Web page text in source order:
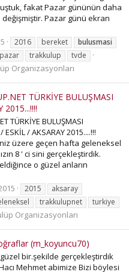
fakat Pazar gününün daha
Pazar günü ekran
2016 bereket
bulusmasi
pazar trakkulup tvde
Organizasyonları
TÜRKİYE BULUŞMASI
2015...!!!!
TÜRKİYE BULUŞMASI
ESKİL / AKSARAY 2015....!!!
üzere geçen hafta geleneksel
8 ' ci sini gerçekleştirdik.
o güzel anların
2015
aksaray
trakkulupnet turkiye
Organizasyonları
(m_koyuncu70)
bir.şekilde gerçekleştirdik
Mehmet abimize Bizi böylesi